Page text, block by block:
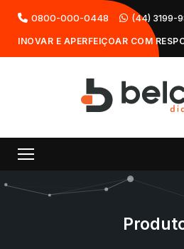
0800-000-0448 (44) 3199-
INOVAR E APERFEIÇOAR COM